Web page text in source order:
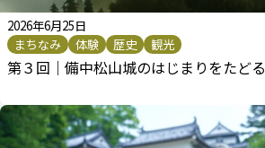
2026年6月25日
まちなみ
体験 歴史 観光
第３回｜備中松山城のはじまりをたどる